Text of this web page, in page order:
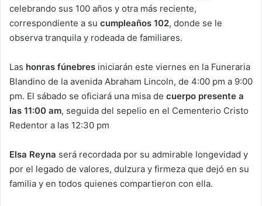
celebrando sus 100 años y otra más reciente,
correspondiente a su cumpleaños 102, donde se le
observa tranquila y rodeada de familiares.
Las honras fúnebres iniciarán este viernes en la Funeraria
Blandino de la avenida Abraham Lincoln, de 4:00 pm a 9:00
pm. El sábado se oficiará una misa de cuerpo presente a
las 11:00 am, seguida del sepelio en el Cementerio Cristo
Redentor a las 12:30 pm
Elsa Reyna será recordada por su admirable longevidad y
por el legado de valores, dulzura y firmeza que dejó en su
familia y en todos quienes compartieron con ella.